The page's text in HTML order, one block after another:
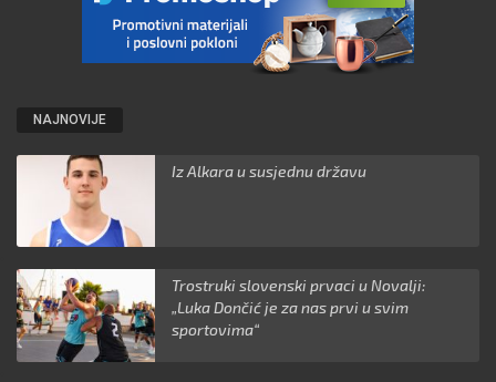
NAJNOVIJE
Iz Alkara u susjednu državu
Trostruki slovenski prvaci u Novalji:
„Luka Dončić je za nas prvi u svim
sportovima“